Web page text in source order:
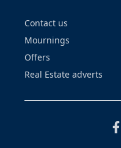
Contact us
Mournings
Offers
Real Estate adverts